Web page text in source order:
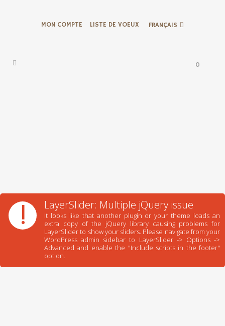
MON COMPTE LISTE DE VOEUX FRANÇAIS
0
! LayerSlider: Multiple jQuery issue
It looks like that another plugin or your theme loads an
extra copy of the jQuery library causing problems for
LayerSlider to show your sliders. Please navigate from your
WordPress admin sidebar to LayerSlider -> Options ->
Advanced and enable the "Include scripts in the footer"
option.